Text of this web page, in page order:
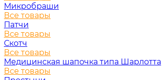
Микробраши
Все товары
Патчи
Все товары
Скотч
Все товары
Медицинская шапочка типа Шарлотта
Все товары